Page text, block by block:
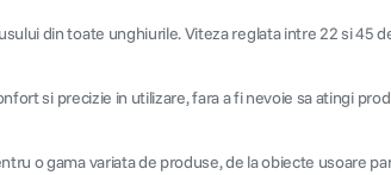
din toate unghiurile. Viteza reglata intre 22 si
si precizie in utilizare, fara a fi nevoie sa atingi
o gama variata de produse, de la obiecte usoare